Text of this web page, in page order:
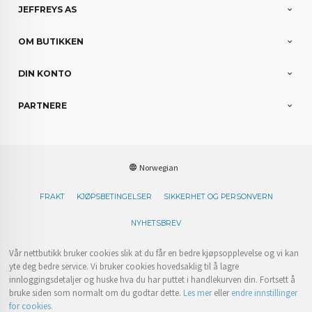
JEFFREYS AS
OM BUTIKKEN
DIN KONTO
PARTNERE
Norwegian
FRAKT KJØPSBETINGELSER SIKKERHET OG PERSONVERN
NYHETSBREV
Vår nettbutikk bruker cookies slik at du får en bedre kjøpsopplevelse og vi kan
yte deg bedre service. Vi bruker cookies hovedsaklig til å lagre
innloggingsdetaljer og huske hva du har puttet i handlekurven din. Fortsett å
bruke siden som normalt om du godtar dette. Les merellerendre innstillinger
for cookies.